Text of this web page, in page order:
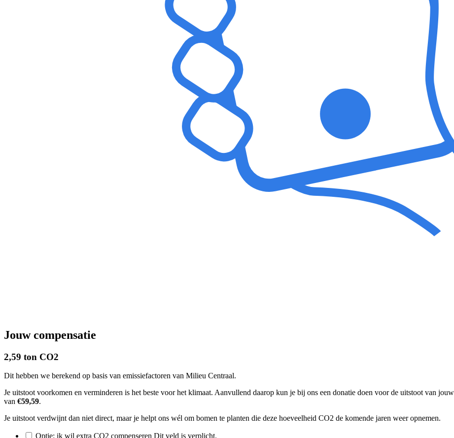
Jouw compensatie
2,59 ton CO2
Dit hebben we berekend op basis van emissiefactoren van Milieu Centraal.
Je uitstoot voorkomen en verminderen is het beste voor het klimaat. Aanvullend daarop kun je bij ons een donatie doen voor de uitstoot van
van €59,59.
Je uitstoot verdwijnt dan niet direct, maar je helpt ons wél om bomen te planten die deze hoeveelheid CO2 de komende jaren weer opnemen.
Optie: ik wil extra CO2 compenseren Dit veld is verplicht.